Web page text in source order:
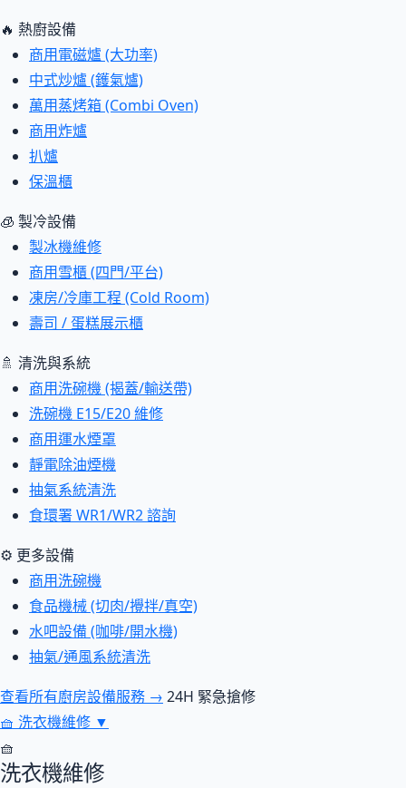
🔥 熱廚設備
商用電磁爐 (大功率)
中式炒爐 (鑊氣爐)
萬用蒸烤箱 (Combi Oven)
商用炸爐
扒爐
保溫櫃
🧊 製冷設備
製冰機維修
商用雪櫃 (四門/平台)
凍房/冷庫工程 (Cold Room)
壽司 / 蛋糕展示櫃
🚿 清洗與系統
商用洗碗機 (揭蓋/輸送帶)
洗碗機 E15/E20 維修
商用運水煙罩
靜電除油煙機
抽氣系統清洗
食環署 WR1/WR2 諮詢
⚙ 更多設備
商用洗碗機
食品機械 (切肉/攪拌/真空)
水吧設備 (咖啡/開水機)
抽氣/通風系統清洗
查看所有廚房設備服務 → 24H 緊急搶修
🧺 洗衣機維修 ▼
🧺
洗衣機維修